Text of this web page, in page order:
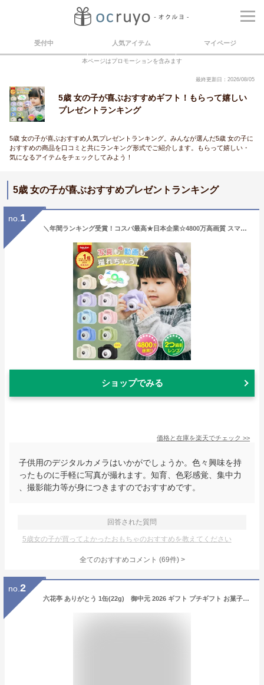
受付中 人気アイテム マイページ
本ページはプロモーションを含みます
最終更新日：2026/08/05
5歳 女の子が喜ぶおすすめギフト！もらって嬉しい
プレゼントランキング
5歳 女の子が喜ぶおすすめ人気プレゼントランキング。みんなが選んだ5歳 女の子に
おすすめの商品を口コミと共にランキング形式でご紹介します。もらって嬉しい・
気になるアイテムをチェックしてみよう！
5歳 女の子が喜ぶおすすめプレゼントランキング
no. 1
＼年間ランキング受賞！コスパ最高★日本企業☆4800万高画質 スマホ転送／ 子供用 カメラ デジタルカメラ 1080p録画 32GB キッズカメラ トイカメラ おもちゃ 男の子 女の子 プレゼント 2歳 3歳 4歳 5歳 キッズ 知育玩具 子供 誕生日プレゼント クリスマス プレゼント ギフト
ショップでみる
価格と在庫を楽天でチェック >>
子供用のデジタルカメラはいかがでしょうか。色々興味を持
ったものに手軽に写真が撮れます。知育、色彩感覚、集中力
、撮影能力等が身につきますのでおすすめです。
回答された質問
5歳女の子が買ってよかったおもちゃのおすすめを教えてください
全てのおすすめコメント (69件) >
no. 2
六花亭 ありがとう 1缶(22g) 御中元 2026 ギフト プチギフト お菓子 女性 大人 500円 かわいい 感謝の気持ち 退職 卒業 卒園 送別会 挨拶 転勤 お礼 お返し 帯広 誕生日 お祝い 大量 イベント 有名 ばらまき